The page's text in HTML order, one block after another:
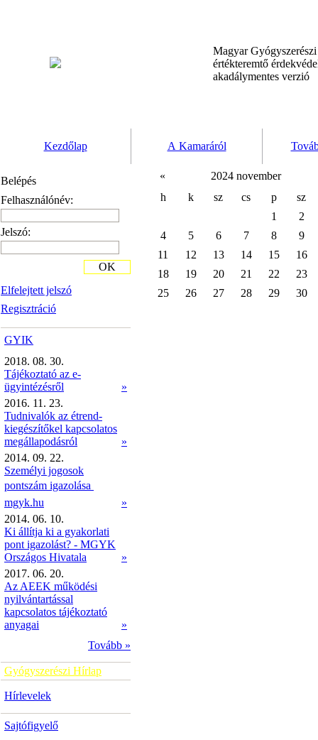
Magyar
értékteremtő
akadálymentes verzió
Kezdőlap A Kamaráról
Belépés
Felhasználónév:
Jelszó:
Elfelejtett jelszó
Regisztráció
OK
GYIK
2018. 08. 30.
Tájékoztató az e-
ügyintézésről
»
2016. 11. 23.
Tudnivalók az étrend-
kiegészítőkel kapcsolatos
megállapodásról
»
2014. 09. 22.
Személyi jogosok
pontszám igazolása 
mgyk.hu
»
2014. 06. 10.
Ki állítja ki a gyakorlati
pont igazolást? - MGYK
Országos Hivatala
»
2017. 06. 20.
Az AEEK működési
nyilvántartással
kapcsolatos tájékoztató
anyagai
»
Tovább »
Gyógyszerészi Hírlap
Hírlevelek
Sajtófigyelő
«
2024 november
h
k sz cs p
sz
1
2
4
5 6 7 8
9
11
12 13 14 15
16
18
19 20 21 22
23
25
26 27 28 29 30